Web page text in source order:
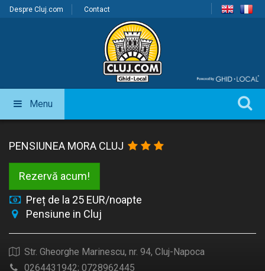
Despre Cluj.com Contact
Menu
PENSIUNEA MORA CLUJ
Rezervă acum!
Preț de la 25 EUR/noapte
Pensiune in Cluj
Str. Gheorghe Marinescu, nr. 94, Cluj-Napoca
0264431942; 0728962445